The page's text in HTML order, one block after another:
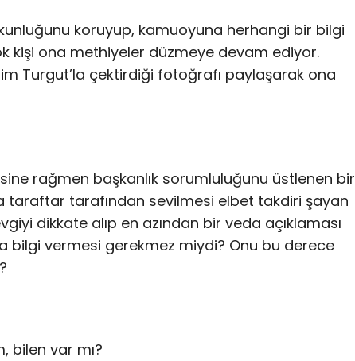
koruyup, kamuoyuna herhangi bir bilgi
kişi ona methiyeler düzmeye devam ediyor.
Turgut’la çektirdiği fotoğrafı paylaşarak ona
rağmen başkanlık sorumluluğunu üstlenen bir
taraftar tarafından sevilmesi elbet takdiri şayan
dikkate alıp en azından bir veda açıklaması
bilgi vermesi gerekmez miydi? Onu bu derece
bilen var mı?